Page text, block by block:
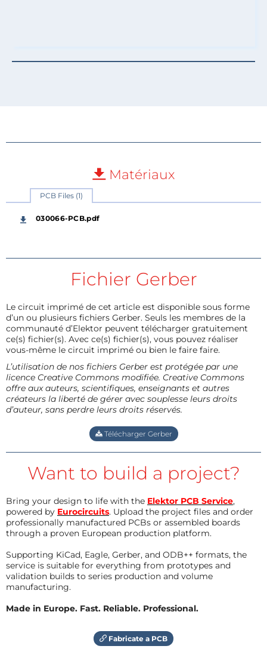
Matériaux
PCB Files (1)
030066-PCB.pdf
Fichier Gerber
Le circuit imprimé de cet article est disponible sous forme
d’un ou plusieurs fichiers Gerber. Seuls les membres de la
communauté d’Elektor peuvent télécharger gratuitement
ce(s) fichier(s). Avec ce(s) fichier(s), vous pouvez réaliser
vous-même le circuit imprimé ou bien le faire faire.
L’utilisation de nos fichiers Gerber est protégée par une
licence Creative Commons modifiée. Creative Commons
offre aux auteurs, scientifiques, enseignants et autres
créateurs la liberté de gérer avec souplesse leurs droits
d’auteur, sans perdre leurs droits réservés.
Télécharger Gerber
Want to build a project?
Bring your design to life with the Elektor PCB Service,
powered by Eurocircuits. Upload the project files and order
professionally manufactured PCBs or assembled boards
through a proven European production platform.
Supporting KiCad, Eagle, Gerber, and ODB++ formats, the
service is suitable for everything from prototypes and
validation builds to series production and volume
manufacturing.
Made in Europe. Fast. Reliable. Professional.
Fabricate a PCB